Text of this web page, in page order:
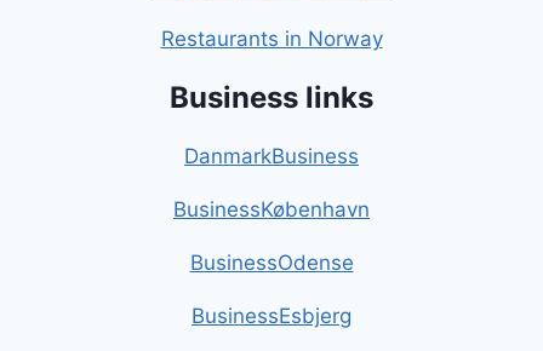
Restaurants in Norway
Business links
DanmarkBusiness
BusinessKøbenhavn
BusinessOdense
BusinessEsbjerg